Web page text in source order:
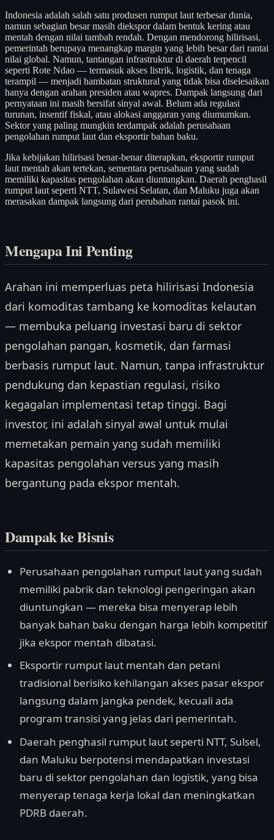
Indonesia adalah salah satu produsen rumput laut terbesar dunia,
namun sebagian besar masih diekspor dalam bentuk kering atau
mentah dengan nilai tambah rendah. Dengan mendorong hilirisasi,
pemerintah berupaya menangkap margin yang lebih besar dari rantai
nilai global. Namun, tantangan infrastruktur di daerah terpencil
seperti Rote Ndao — termasuk akses listrik, logistik, dan tenaga
terampil — menjadi hambatan struktural yang tidak bisa diselesaikan
hanya dengan arahan presiden atau wapres. Dampak langsung dari
pernyataan ini masih bersifat sinyal awal. Belum ada regulasi
turunan, insentif fiskal, atau alokasi anggaran yang diumumkan.
Sektor yang paling mungkin terdampak adalah perusahaan
pengolahan rumput laut dan eksportir bahan baku.
Jika kebijakan hilirisasi benar-benar diterapkan, eksportir rumput
laut mentah akan tertekan, sementara perusahaan yang sudah
memiliki kapasitas pengolahan akan diuntungkan. Daerah penghasil
rumput laut seperti NTT, Sulawesi Selatan, dan Maluku juga akan
merasakan dampak langsung dari perubahan rantai pasok ini.
Mengapa Ini Penting
Arahan ini memperluas peta hilirisasi Indonesia
dari komoditas tambang ke komoditas kelautan
— membuka peluang investasi baru di sektor
pengolahan pangan, kosmetik, dan farmasi
berbasis rumput laut. Namun, tanpa infrastruktur
pendukung dan kepastian regulasi, risiko
kegagalan implementasi tetap tinggi. Bagi
investor, ini adalah sinyal awal untuk mulai
memetakan pemain yang sudah memiliki
kapasitas pengolahan versus yang masih
bergantung pada ekspor mentah.
Dampak ke Bisnis
Perusahaan pengolahan rumput laut yang sudah
memiliki pabrik dan teknologi pengeringan akan
diuntungkan — mereka bisa menyerap lebih
banyak bahan baku dengan harga lebih kompetitif
jika ekspor mentah dibatasi.
Eksportir rumput laut mentah dan petani
tradisional berisiko kehilangan akses pasar ekspor
langsung dalam jangka pendek, kecuali ada
program transisi yang jelas dari pemerintah.
Daerah penghasil rumput laut seperti NTT, Sulsel,
dan Maluku berpotensi mendapatkan investasi
baru di sektor pengolahan dan logistik, yang bisa
menyerap tenaga kerja lokal dan meningkatkan
PDRB daerah.